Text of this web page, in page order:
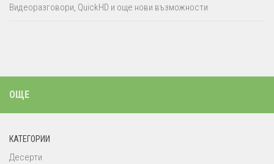
Видеоразговори, QuickHD и още нови възможности
ОЩЕ
КАТЕГОРИИ
Десерти